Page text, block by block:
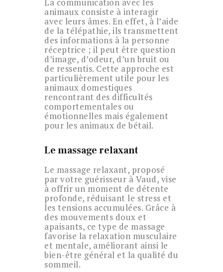
La communication avec les
animaux consiste à interagir
avec leurs âmes. En effet, à l’aide
de la télépathie, ils transmettent
des informations à la personne
réceptrice ; il peut être question
d’image, d’odeur, d’un bruit ou
de ressentis. Cette approche est
particulièrement utile pour les
animaux domestiques
rencontrant des difficultés
comportementales ou
émotionnelles mais également
pour les animaux de bétail.
Le massage relaxant
Le massage relaxant, proposé
par votre guérisseur à Vaud, vise
à offrir un moment de détente
profonde, réduisant le stress et
les tensions accumulées. Grâce à
des mouvements doux et
apaisants, ce type de massage
favorise la relaxation musculaire
et mentale, améliorant ainsi le
bien-être général et la qualité du
sommeil.